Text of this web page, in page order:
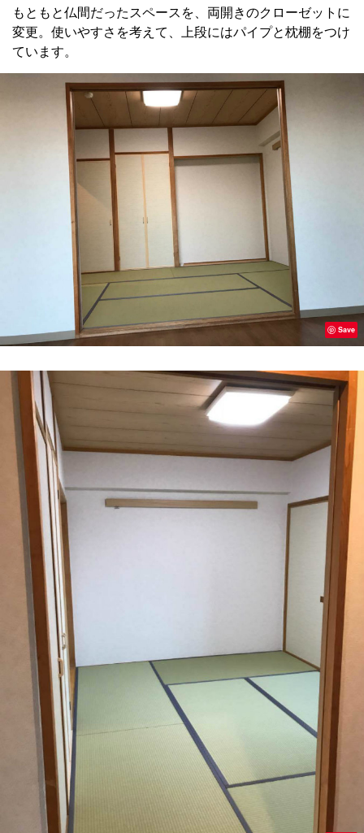
もともと仏間だったスペースを、両開きのクローゼットに
変更。使いやすさを考えて、上段にはパイプと枕棚をつけ
ています。
Save